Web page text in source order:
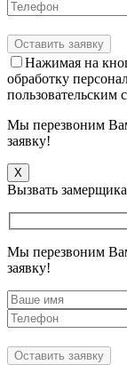
Нажимая на
обработку
пользовательским
Мы перезвоним Вам
заявку!
X
Вызвать замерщика
Мы перезвоним Вам
заявку!